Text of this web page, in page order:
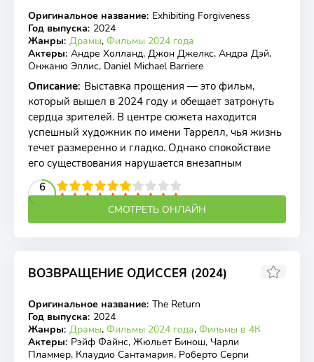
WEB-DL
Оригинальное название: Exhibiting Forgiveness
Год выпуска: 2024
Жанры: Драмы, Фильмы 2024 года
Актеры: Андре Холланд, Джон Джелкс, Андра Дэй,
Онжаню Эллис, Daniel Michael Barriere
Описание: Выставка прощения — это фильм,
который вышел в 2024 году и обещает затронуть
сердца зрителей. В центре сюжета находится
успешный художник по имени Таррелл, чья жизнь
течет размеренно и гладко. Однако спокойствие
его существования нарушается внезапным
6
4 5 6 7 8 9 10
СМОТРЕТЬ ОНЛАЙН
ВОЗВРАЩЕНИЕ ОДИССЕЯ (2024)
WEB-DL, WEBRip
6.05 6.2
Оригинальное название: The Return
Год выпуска: 2024
Жанры: Драмы, Фильмы 2024 года, Фильмы в 4К
Актеры: Рэйф Файнс, Жюльет Бинош, Чарли
Пламмер, Клаудио Сантамария, Роберто Серпи